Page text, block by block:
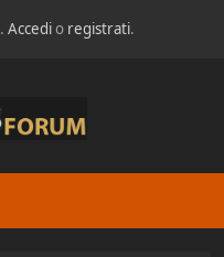
. Accedio registrati.